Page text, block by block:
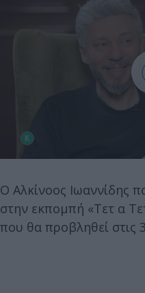
Ο Αλκίνοος Ιωαννίδης
στην εκπομπή «Τετ α
που θα προβληθεί στις